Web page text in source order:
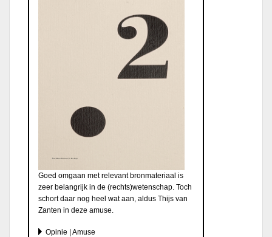
Goed omgaan met relevant bronmateriaal is
zeer belangrijk in de (rechts)wetenschap. Toch
schort daar nog heel wat aan, aldus Thijs van
Zanten in deze amuse.
Opinie | Amuse